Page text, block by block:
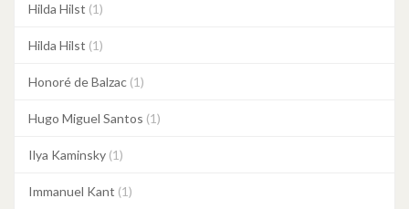
Hilda Hilst (1)
Hilda Hilst (1)
Honoré de Balzac (1)
Hugo Miguel Santos (1)
Ilya Kaminsky (1)
Immanuel Kant (1)